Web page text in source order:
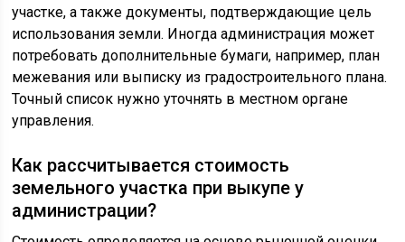
участке, а также документы, подтверждающие цель
использования земли. Иногда администрация может
потребовать дополнительные бумаги, например, план
межевания или выписку из градостроительного плана.
Точный список нужно уточнять в местном органе
управления.
Как рассчитывается стоимость
земельного участка при выкупе у
администрации?